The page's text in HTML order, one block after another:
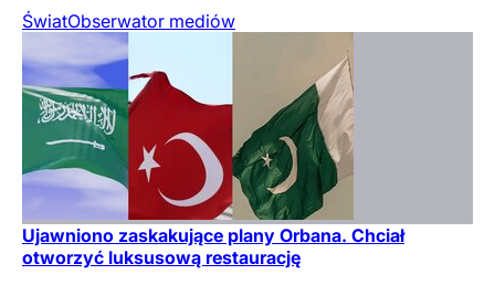
ŚwiatObserwator mediów
Ujawniono zaskakujące plany Orbana. Chciał
otworzyć luksusową restaurację